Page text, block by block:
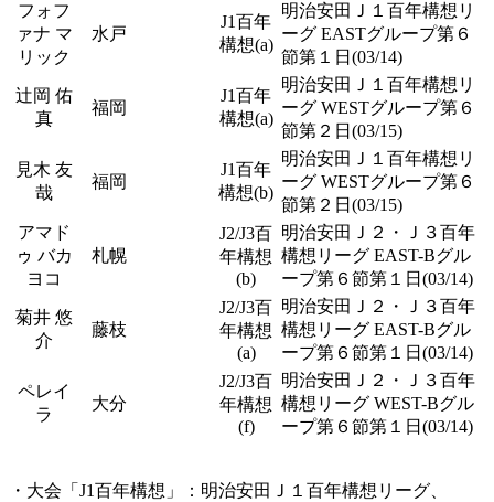
フォフ
ァナ マ
リック
水戸
J1百年
構想(a)
明治安田Ｊ１百年構想リ
ーグ EASTグループ第６
節第１日(03/14)
辻岡 佑
真
福岡
J1百年
構想(a)
明治安田Ｊ１百年構想リ
ーグ WESTグループ第６
節第２日(03/15)
見木 友
哉
福岡
J1百年
構想(b)
明治安田Ｊ１百年構想リ
ーグ WESTグループ第６
節第２日(03/15)
アマド
ゥ バカ
ヨコ
札幌
J2/J3百
年構想
(b)
明治安田Ｊ２・Ｊ３百年
構想リーグ EAST-Bグル
ープ第６節第１日(03/14)
菊井 悠
介
藤枝
J2/J3百
年構想
(a)
明治安田Ｊ２・Ｊ３百年
構想リーグ EAST-Bグル
ープ第６節第１日(03/14)
ペレイ
ラ
大分
J2/J3百
年構想
(f)
明治安田Ｊ２・Ｊ３百年
構想リーグ WEST-Bグル
ープ第６節第１日(03/14)
・大会「J1百年構想」：明治安田Ｊ１百年構想リーグ、